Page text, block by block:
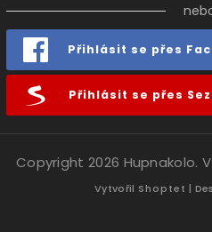
Přihlásit se přes
Přihlásit se přes
Copyright 2026 Hupnakolo.
Vytvořil Shoptet |